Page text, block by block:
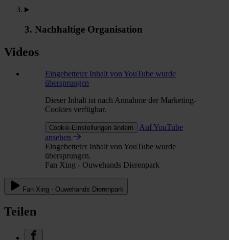
3. Nachhaltige Organisation
Videos
Eingebetteter Inhalt von YouTube wurde
übersprungen
Dieser Inhalt ist nach Annahme der Marketing-
Cookies verfügbar.
Cookie-Einstellungen ändern
Auf YouTube
ansehen
Eingebetteter Inhalt von YouTube wurde
übersprungen.
Fan Xing - Ouwehands Dierenpark
Fan Xing - Ouwehands Dierenpark
Teilen